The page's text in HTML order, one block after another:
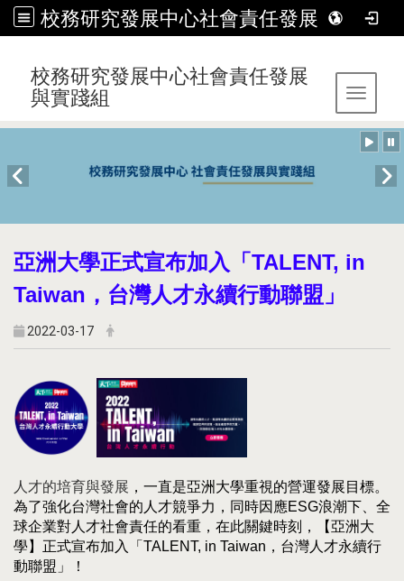
校務研究發展中心社會責任發展與實踐組
Toggle
校務研究發展中心社會責任發展
與實踐組
亞洲大學正式宣布加入「TALENT, in
Taiwan，台灣人才永續行動聯盟」
2022-03-17
人才的培育與發展 ，一直是亞洲大學重視的營運發展目標。
為了強化台灣社會的人才競爭力，同時因應ESG浪潮下、全
球企業對人才社會責任的看重， 在此關鍵時刻， 【亞洲大
學】 正式宣布加入「TALENT, in Taiwan，台灣人才永續行
動聯盟」！